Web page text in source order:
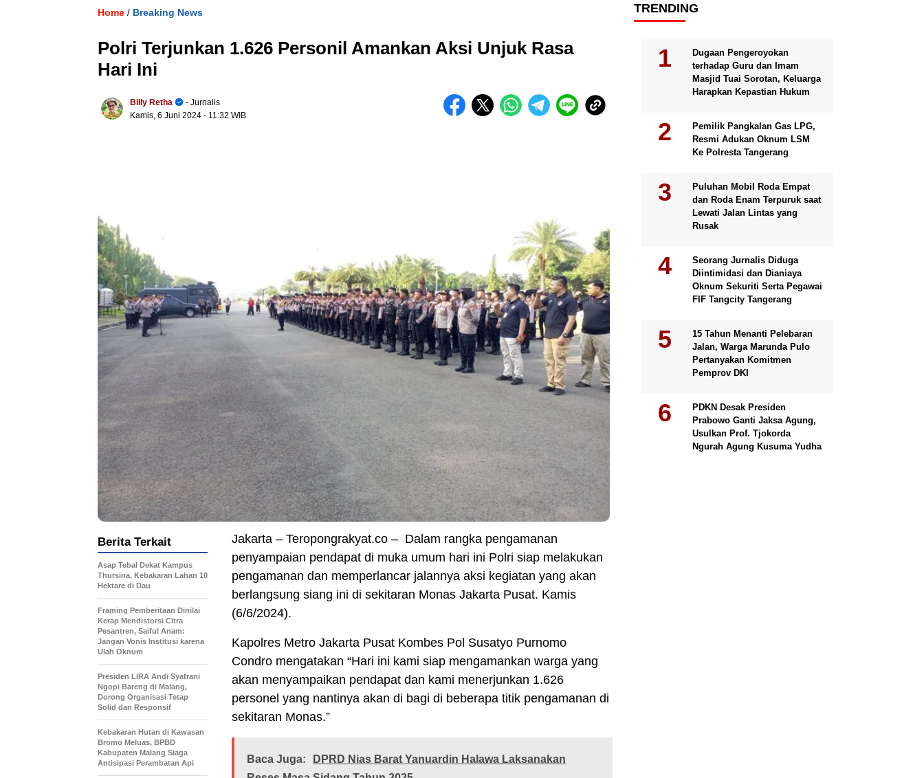
Home / Breaking News
Polri Terjunkan 1.626 Personil Amankan Aksi Unjuk Rasa
Hari Ini
Billy Retha
- Jurnalis
Kamis, 6 Juni 2024 - 11:32 WIB
Jakarta – Teropongrakyat.co – Dalam rangka pengamanan
penyampaian pendapat di muka umum hari ini Polri siap melakukan
pengamanan dan memperlancar jalannya aksi kegiatan yang akan
berlangsung siang ini di sekitaran Monas Jakarta Pusat. Kamis
(6/6/2024).
Kapolres Metro Jakarta Pusat Kombes Pol Susatyo Purnomo
Condro mengatakan “Hari ini kami siap mengamankan warga yang
akan menyampaikan pendapat dan kami menerjunkan 1.626
personel yang nantinya akan di bagi di beberapa titik pengamanan di
sekitaran Monas.”
Baca Juga:
DPRD Nias Barat Yanuardin Halawa Laksanakan
Berita Terkait
Asap Tebal Dekat Kampus
Thursina, Kebakaran Lahan 10
Hektare di Dau
Framing Pemberitaan Dinilai
Kerap Mendistorsi Citra
Pesantren, Saiful Anam:
Jangan Vonis Institusi karena
Ulah Oknum
Presiden LIRA Andi Syafrani
Ngopi Bareng di Malang,
Dorong Organisasi Tetap
Solid dan Responsif
Kebakaran Hutan di Kawasan
Bromo Meluas, BPBD
Kabupaten Malang Siaga
Antisipasi Perambatan Api
TRENDING
Dugaan Pengeroyokan
terhadap Guru dan Imam
Masjid Tuai Sorotan, Keluarga
Harapkan Kepastian Hukum
Pemilik Pangkalan Gas LPG,
Resmi Adukan Oknum LSM
Ke Polresta Tangerang
Puluhan Mobil Roda Empat
dan Roda Enam Terpuruk saat
Lewati Jalan Lintas yang
Rusak
Seorang Jurnalis Diduga
Diintimidasi dan Dianiaya
Oknum Sekuriti Serta Pegawai
FIF Tangcity Tangerang
15 Tahun Menanti Pelebaran
Jalan, Warga Marunda Pulo
Pertanyakan Komitmen
Pemprov DKI
PDKN Desak Presiden
Prabowo Ganti Jaksa Agung,
Usulkan Prof. Tjokorda
Ngurah Agung Kusuma Yudha